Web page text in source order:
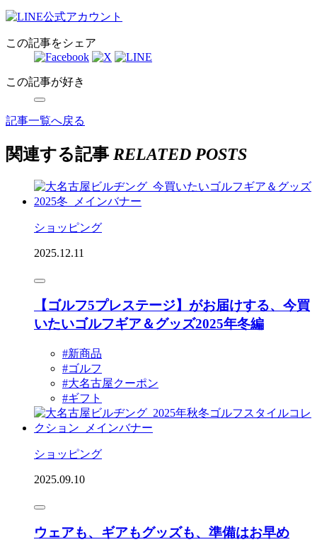
この記事をシェア
この記事が好き
記事一覧へ戻る
関連する記事 RELATED POSTS
ショッピング
2025.12.11
【ゴルフ5プレステージ】がお届けする、今買
いたいゴルフギア＆グッズ2025年冬編
#新商品
#ゴルフ
#大名古屋クーポン
#ギフト
ショッピング
2025.09.10
ウェアも、ギアもグッズも、準備はお早め